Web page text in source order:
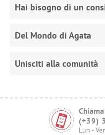
Hai bisogno di un
Del Mondo di Agata
Unisciti alla comunità
(+39)
Lun -